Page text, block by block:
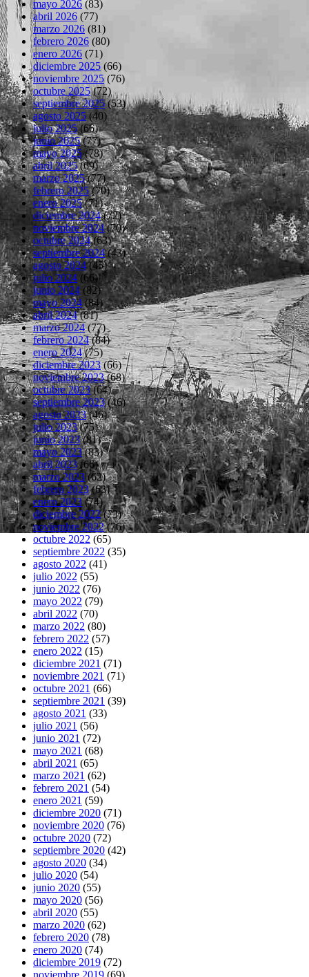
mayo 2026 (83)
abril 2026 (77)
marzo 2026 (81)
febrero 2026 (80)
enero 2026 (71)
diciembre 2025 (66)
noviembre 2025(76)
octubre 2025(72)
septiembre 2025(53)
agosto 2025(40)
julio 2025(66)
junio 2025(77)
mayo 2025(78)
abril 2025(69)
marzo 2025(77)
febrero 2025(70)
enero 2025(71)
diciembre 2024(72)
noviembre 2024(70)
octubre 2024(63)
septiembre 2024(43)
agosto 2024(45)
julio 2024 (66)
junio 2024 (82)
mayo 2024 (84)
abril 2024(81)
marzo 2024(77)
febrero 2024(84)
enero 2024(75)
diciembre 2023(66)
noviembre 2023(68)
octubre 2023(64)
septiembre 2023(46)
agosto 2023(46)
julio 2023(75)
junio 2023(81)
mayo 2023(83)
abril 2023(66)
marzo 2023(62)
febrero 2023(63)
enero 2023(74)
diciembre 2022(73)
noviembre 2022(76)
octubre 2022 (65)
septiembre 2022 (35)
agosto 2022 (41)
julio 2022 (55)
junio 2022 (76)
mayo 2022 (79)
abril 2022 (70)
marzo 2022 (80)
febrero 2022 (57)
enero 2022 (15)
diciembre 2021 (71)
noviembre 2021 (71)
octubre 2021 (66)
septiembre 2021 (39)
agosto 2021 (33)
julio 2021 (56)
junio 2021 (72)
mayo 2021 (68)
abril 2021 (65)
marzo 2021 (62)
febrero 2021 (54)
enero 2021 (59)
diciembre 2020 (71)
noviembre 2020 (76)
octubre 2020 (72)
septiembre 2020 (42)
agosto 2020 (34)
julio 2020 (54)
junio 2020 (55)
mayo 2020 (56)
abril 2020 (55)
marzo 2020 (62)
febrero 2020 (78)
enero 2020 (74)
diciembre 2019 (72)
noviembre 2019 (69)